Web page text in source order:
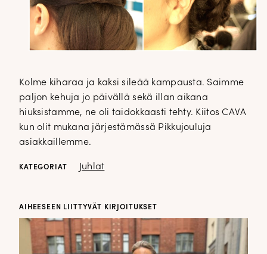
Kolme kiharaa ja kaksi sileää kampausta. Saimme
paljon kehuja jo päivällä sekä illan aikana
hiuksistamme, ne oli taidokkaasti tehty. Kiitos CAVA
kun olit mukana järjestämässä Pikkujouluja
asiakkaillemme.
KATEGORIAT Juhlat
AIHEESEEN LIITTYVÄT KIRJOITUKSET